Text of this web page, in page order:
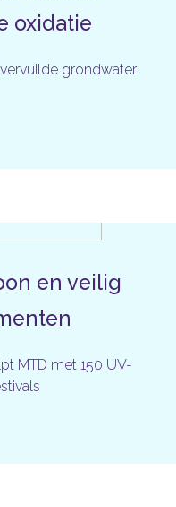
oxidatie
grondwater
en veilig
MTD met 150 UV-